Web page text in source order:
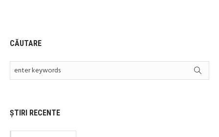
CĂUTARE
ȘTIRI RECENTE